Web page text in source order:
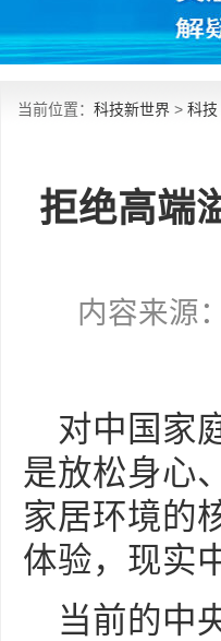
当前位置： 科技新世界 > 科技
拒绝高端
内容来源
对中国家
是放松身心
家居环境的
体验，现实
当前的中